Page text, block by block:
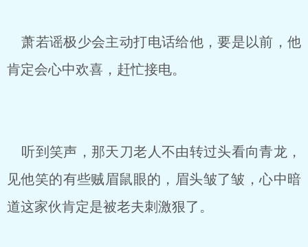
萧若谣极少会主动打电话给他，要是以前，他
肯定会心中欢喜，赶忙接电。
听到笑声，那天刀老人不由转过头看向青龙，
见他笑的有些贼眉鼠眼的，眉头皱了皱，心中暗
道这家伙肯定是被老夫刺激狠了。